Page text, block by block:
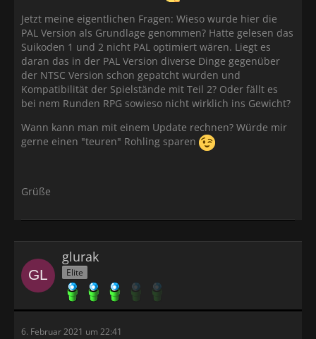
Jetzt meine eigentlichen Fragen: Wieso wurde hier die
PAL Version als Grundlage genommen? Hatte gelesen das
Suikoden 1 und 2 nicht PAL optimiert wären. Liegt es
daran das in der PAL Version diverse Dinge gegenüber
der NTSC Version schon gepatcht wurden und
Kompatibilität der Spielstände mit Teil 2? Oder fällt es
bei nem Runden RPG sowieso nicht wirklich ins Gewicht?
Wann kann man mit einem Update rechnen? Würde mir
gerne einen "teuren" Rohling sparen
Grüße
glurak
Elite
6. Februar 2021 um 22:41